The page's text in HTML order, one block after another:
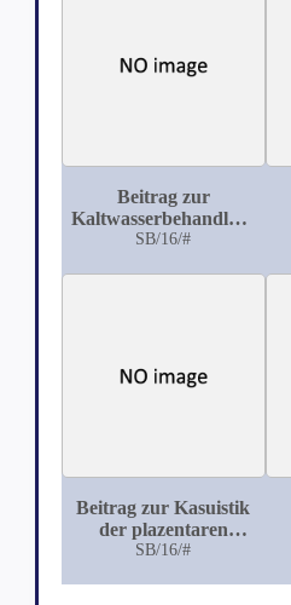
Beitrag zur
Kaltwasserbehandlung
bei Ileotyphus
SB/16/#
Beitrag zur Kasuistik
der plazentaren
tuberkulösen
SB/16/#